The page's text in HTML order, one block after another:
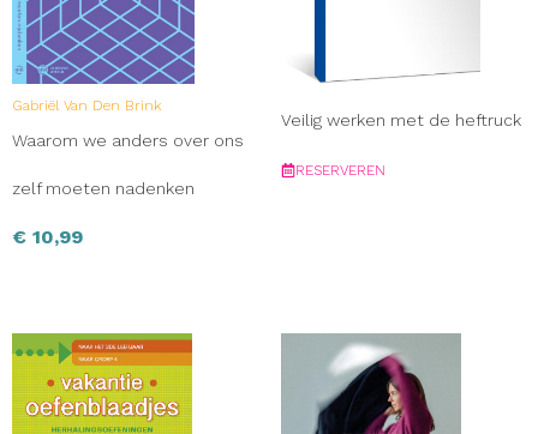
Gabriël Van Den Brink
Waarom we anders over ons
zelf moeten nadenken
€ 10,99
Veilig werken met de heftruck
RESERVEREN